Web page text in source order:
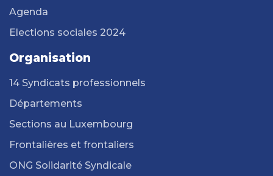
Agenda
Elections sociales 2024
Organisation
14 Syndicats professionnels
Départements
Sections au Luxembourg
Frontalières et frontaliers
ONG Solidarité Syndicale